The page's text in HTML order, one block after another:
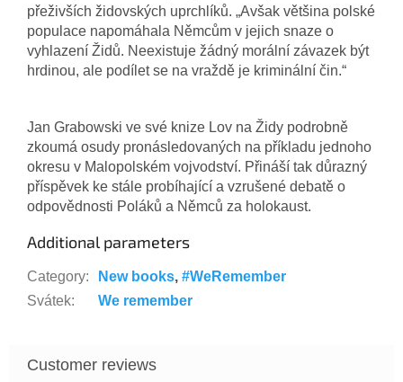
přeživších židovských uprchlíků. „Avšak většina polské
populace napomáhala Němcům v jejich snaze o
vyhlazení Židů. Neexistuje žádný morální závazek být
hrdinou, ale podílet se na vraždě je kriminální čin.“
Jan Grabowski ve své knize Lov na Židy podrobně
zkoumá osudy pronásledovaných na příkladu jednoho
okresu v Malopolském vojvodství. Přináší tak důrazný
příspěvek ke stále probíhající a vzrušené debatě o
odpovědnosti Poláků a Němců za holokaust.
Additional parameters
Category: New books, #WeRemember
Svátek: We remember